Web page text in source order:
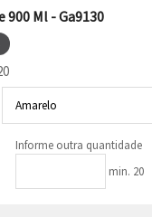
900 Ml - Ga9130
Informe outra quantidade
min. 20